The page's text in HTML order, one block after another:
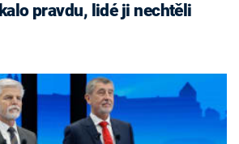
pravdu, lidé ji nechtěli